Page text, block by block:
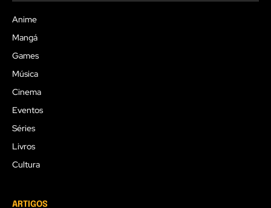
Anime
Mangá
Games
Música
Cinema
Eventos
Séries
Livros
Cultura
ARTIGOS